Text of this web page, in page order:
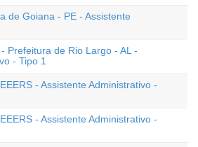
de Goiana - PE - Assistente
Prefeitura de Rio Largo - AL -
- Tipo 1
- Assistente Administrativo -
- Assistente Administrativo -